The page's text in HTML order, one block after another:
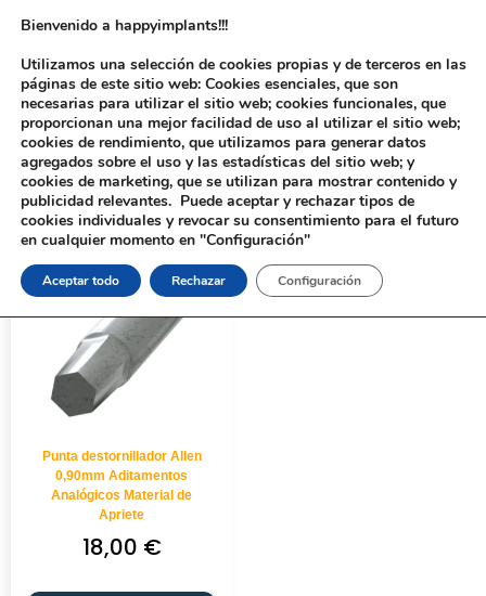
Inicio/Implantología/Aditamentos Analógicos/ 90mm
Punta destornillador Allen
0,90mm Aditamentos
Analógicos Material de
Apriete
18,00 €
Bienvenido a happyimplants!!!
Utilizamos una selección de cookies propias y de terceros en las
páginas de este sitio web: Cookies esenciales, que son
necesarias para utilizar el sitio web; cookies funcionales, que
proporcionan una mejor facilidad de uso al utilizar el sitio web;
cookies de rendimiento, que utilizamos para generar datos
agregados sobre el uso y las estadísticas del sitio web; y
cookies de marketing, que se utilizan para mostrar contenido y
publicidad relevantes. Puede aceptar y rechazar tipos de
cookies individuales y revocar su consentimiento para el futuro
en cualquier momento en "Configuración"
Aceptar todo Rechazar Configuración